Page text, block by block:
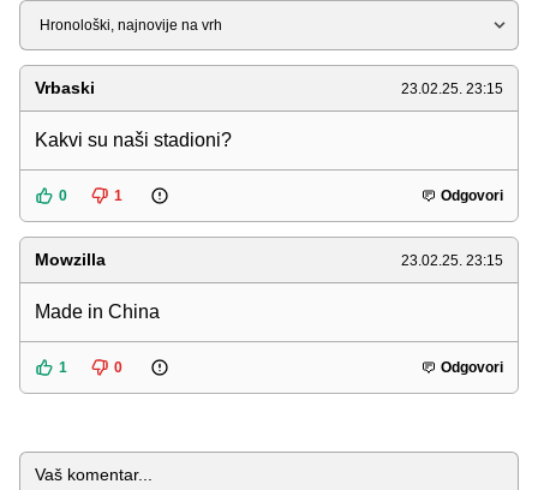
Sortiraj
Vrbaski 23.02.25. 23:15
Kakvi su naši stadioni?
0 1 Odgovori
Mowzilla 23.02.25. 23:15
Made in China
1 0 Odgovori
Komentar